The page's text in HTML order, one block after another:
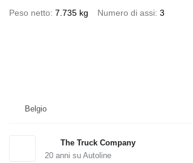
Peso netto 7.735 kg Numero di assi 3
Belgio
The Truck Company
20anni su Autoline